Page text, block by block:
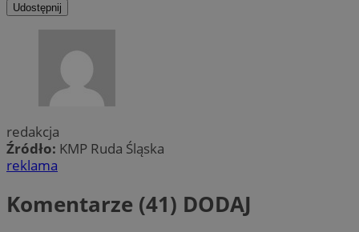
Udostępnij
redakcja
Źródło: KMP Ruda Śląska
reklama
Komentarze (41) DODAJ